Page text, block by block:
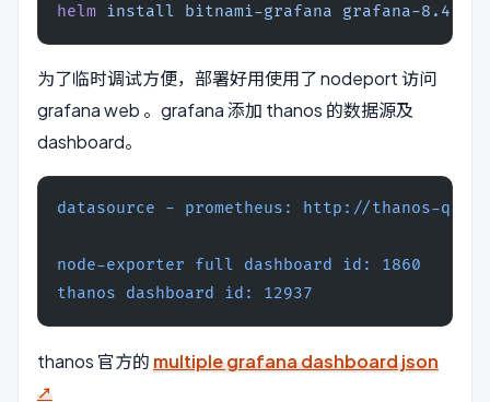
helm install bitnami-grafana grafana-
为了临时调试方便，部署好用使用了 nodeport 访问
grafana web 。grafana 添加 thanos 的数据源及
dashboard。
datasource - prometheus: http://thanos-
node-exporter full dashboard id: 1860
thanos dashboard id: 12937
thanos 官方的multiple grafana dashboard json